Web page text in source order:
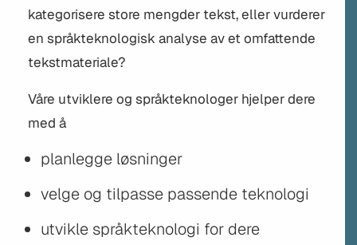
kategorisere store mengder tekst, eller vurderer
en språkteknologisk analyse av et omfattende
tekstmateriale?
Våre utviklere og språkteknologer hjelper dere
med å
planlegge løsninger
velge og tilpasse passende teknologi
utvikle språkteknologi for dere